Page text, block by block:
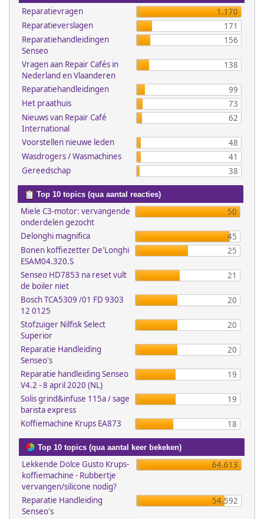
Reparatievragen
1.170
Reparatieverslagen
171
Reparatiehandleidingen
Senseo
156
Vragen aan Repair Cafés in
Nederland en Vlaanderen
138
Reparatiehandleidingen
99
Het praathuis
73
Nieuws van Repair Café
International
62
Voorstellen nieuwe leden
48
Wasdrogers / Wasmachines
41
Gereedschap
38
Top 10 topics (qua aantal reacties)
Miele C3-motor: vervangende
onderdelen gezocht
50
Delonghi magnifica
45
Bonen koffiezetter De'Longhi
ESAM04.320.S
25
Senseo HD7853 na reset vult
de boiler niet
21
Bosch TCA5309 /01 FD 9303
12 0125
20
Stofzuiger Nilfisk Select
Superior
20
Reparatie Handleiding
Senseo's
20
Reparatie handleiding Senseo
V4.2 - 8 april 2020 (NL)
19
Solis grind&infuse 115a / sage
barista express
19
Koffiemachine Krups EA873 18
Top 10 topics (qua aantal keer bekeken)
Lekkende Dolce Gusto Krups-
koffiemachine - Rubbertje
vervangen/silicone nodig?
64.613
Reparatie Handleiding
Senseo's
54.592